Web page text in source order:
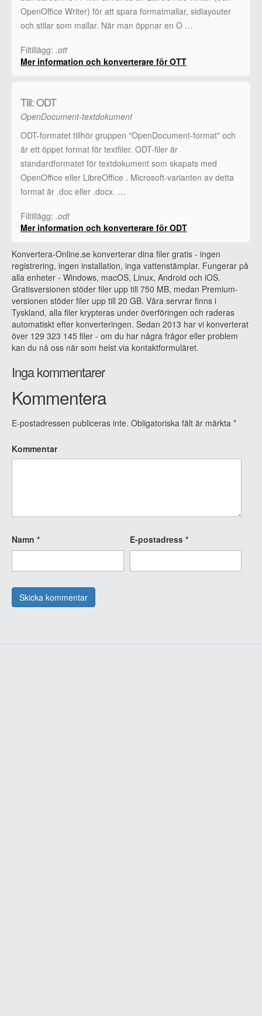
OpenOffice Writer) för att spara formatmallar, sidlayouter
och stilar som mallar. När man öppnar en O …
Filtillägg: .ott
Mer information och konverterare för OTT
Till: ODT
OpenDocument-textdokument
ODT-formatet tillhör gruppen "OpenDocument-format" och
är ett öppet format för textfiler. ODT-filer är
standardformatet för textdokument som skapats med
OpenOffice eller LibreOffice . Microsoft-varianten av detta
format är .doc eller .docx. …
Filtillägg: .odt
Mer information och konverterare för ODT
Konvertera-Online.se konverterar dina filer gratis - ingen
registrering, ingen installation, inga vattenstämplar. Fungerar på
alla enheter - Windows, macOS, Linux, Android och iOS.
Gratisversionen stöder filer upp till 750 MB, medan Premium-
versionen stöder filer upp till 20 GB. Våra servrar finns i
Tyskland, alla filer krypteras under överföringen och raderas
automatiskt efter konverteringen. Sedan 2013 har vi konverterat
över 129 323 145 filer - om du har några frågor eller problem
kan du nå oss när som helst via kontaktformuläret.
Inga kommentarer
Kommentera
E-postadressen publiceras inte. Obligatoriska fält är märkta *
Kommentar
Namn * E-postadress *